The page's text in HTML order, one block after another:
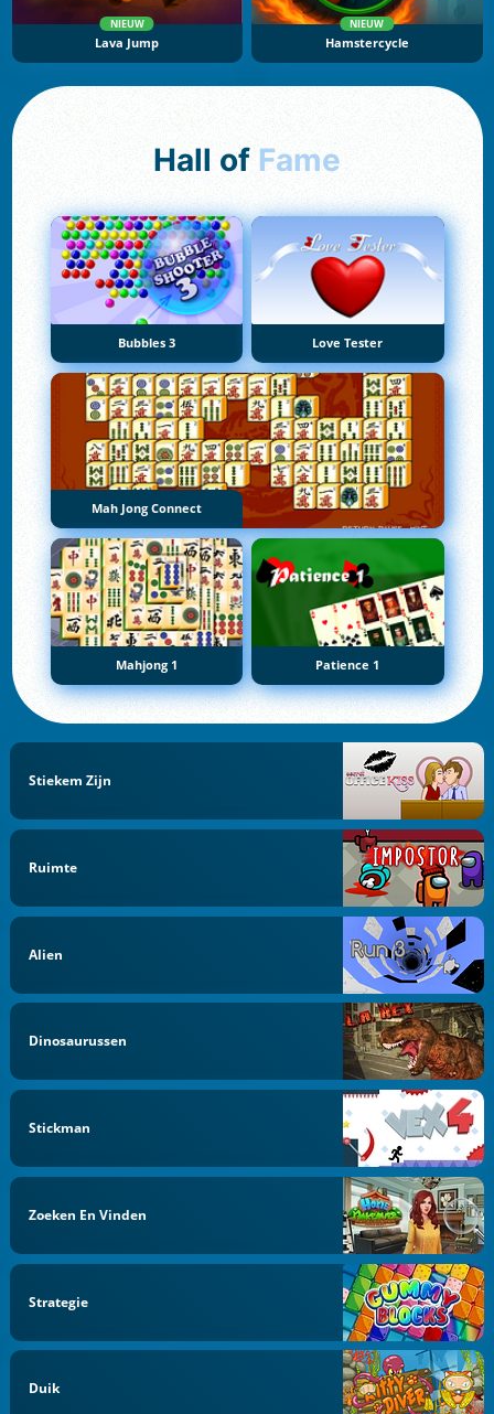
NIEUW
Lava Jump
NIEUW
Hamstercycle
Hall of Fame
Bubbles 3 Love Tester
Mah Jong Connect
Mahjong 1 Patience 1
Stiekem Zijn
Ruimte
Alien
Dinosaurussen
Stickman
Zoeken En Vinden
Strategie
Duik